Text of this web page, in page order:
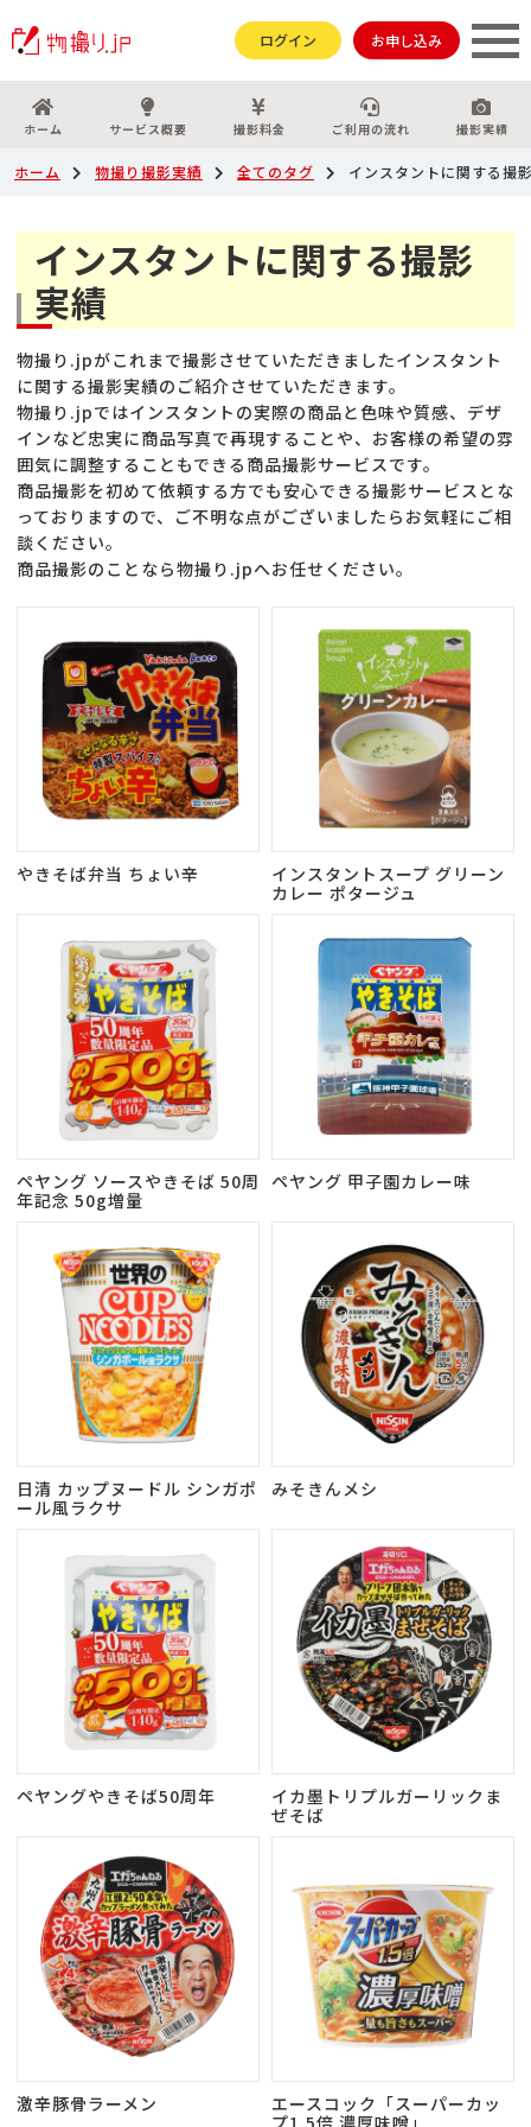
ログイン お申し込み
ホーム サービス概要 撮影料金 ご利用の流れ 撮影実績
ホーム 物撮り撮影実績 全てのタグ インスタントに関する撮
インスタントに関する撮影
実績
物撮り.jpがこれまで撮影させていただきましたインスタント
に関する撮影実績のご紹介させていただきます。
物撮り.jpではインスタントの実際の商品と色味や質感、デザ
インなど忠実に商品写真で再現することや、お客様の希望の雰
囲気に調整することもできる商品撮影サービスです。
商品撮影を初めて依頼する方でも安心できる撮影サービスとな
っておりますので、ご不明な点がございましたらお気軽にご相
談ください。
商品撮影のことなら物撮り.jpへお任せください。
やきそば弁当 ちょい辛
インスタントスープ グリーン
カレー ポタージュ
ペヤング ソースやきそば 50周
年記念 50g増量
ペヤング 甲子園カレー味
日清 カップヌードル シンガポ
ール風ラクサ
みそきんメシ
ペヤングやきそば50周年
イカ墨トリプルガーリックま
ぜそば
激辛豚骨ラーメン
エースコック「スーパーカッ
プ1.5倍 濃厚味噌」